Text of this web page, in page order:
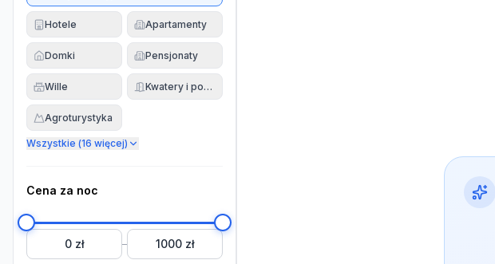
Hotele Apartamenty
Domki Pensjonaty
Wille Kwatery i pokoje
Agroturystyka
Wszystkie (16 więcej)
Cena za noc
0 zł – 1000 zł